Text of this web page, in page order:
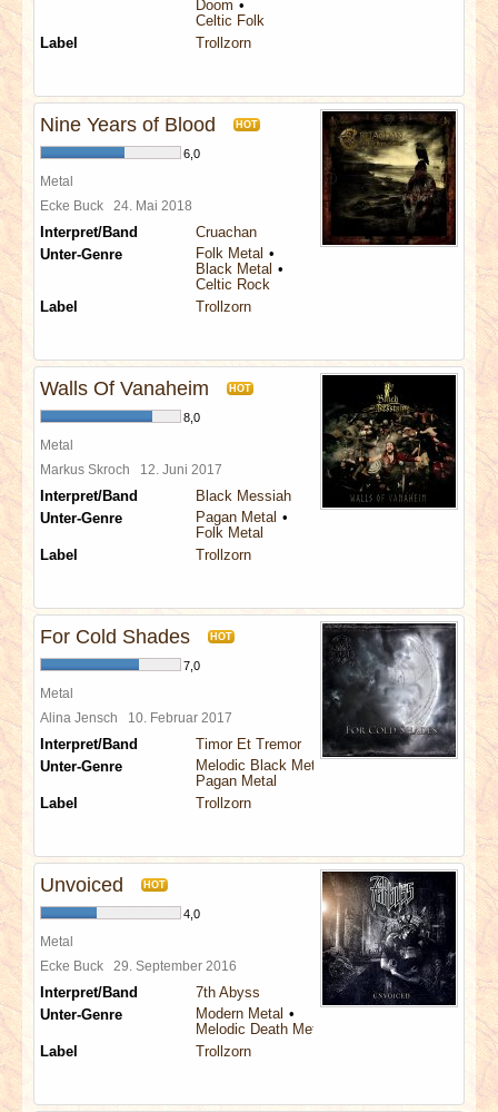
Doom
Celtic Folk
Label
Trollzorn
Nine Years of Blood HOT
6,0
Metal
Ecke Buck 24. Mai 2018
Interpret/Band
Cruachan
Unter-Genre
Folk Metal
Black Metal
Celtic Rock
Label
Trollzorn
Walls Of Vanaheim HOT
8,0
Metal
Markus Skroch 12. Juni 2017
Interpret/Band
Black Messiah
Unter-Genre
Pagan Metal
Folk Metal
Label
Trollzorn
For Cold Shades HOT
7,0
Metal
Alina Jensch 10. Februar 2017
Interpret/Band
Timor Et Tremor
Unter-Genre
Melodic Black Metal
Pagan Metal
Label
Trollzorn
Unvoiced HOT
4,0
Metal
Ecke Buck 29. September 2016
Interpret/Band
7th Abyss
Unter-Genre
Modern Metal
Melodic Death Metal
Label
Trollzorn